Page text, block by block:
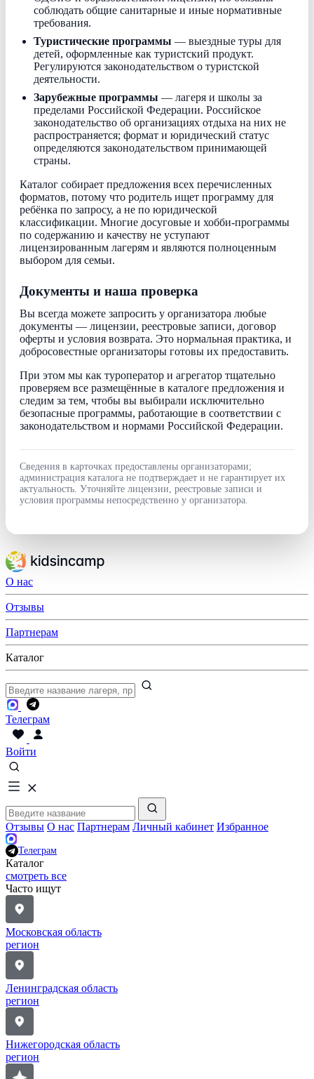
соблюдать общие санитарные и иные нормативные
требования.
Туристические программы — выездные туры для
детей, оформленные как туристский продукт.
Регулируются законодательством о туристской
деятельности.
Зарубежные программы — лагеря и школы за
пределами Российской Федерации. Российское
законодательство об организациях отдыха на них не
распространяется; формат и юридический статус
определяются законодательством принимающей
страны.
Каталог собирает предложения всех перечисленных
форматов, потому что родитель ищет программу для
ребёнка по запросу, а не по юридической
классификации. Многие досуговые и хобби-программы
по содержанию и качеству не уступают
лицензированным лагерям и являются полноценным
выбором для семьи.
Документы и наша проверка
Вы всегда можете запросить у организатора любые
документы — лицензии, реестровые записи, договор
оферты и условия возврата. Это нормальная практика, и
добросовестные организаторы готовы их предоставить.
При этом мы как туроператор и агрегатор тщательно
проверяем все размещённые в каталоге предложения и
следим за тем, чтобы вы выбирали исключительно
безопасные программы, работающие в соответствии с
законодательством и нормами Российской Федерации.
Сведения в карточках предоставлены организаторами;
администрация каталога не подтверждает и не гарантирует их
актуальность. Уточняйте лицензии, реестровые записи и
условия программы непосредственно у организатора.
О нас
Отзывы
Партнерам
Каталог
Телеграм
Войти
Отзывы О нас Партнерам Личный кабинет Избранное
Телеграм
Каталог
смотреть все
Часто ищут
Московская область
регион
Ленинградская область
регион
Нижегородская область
регион